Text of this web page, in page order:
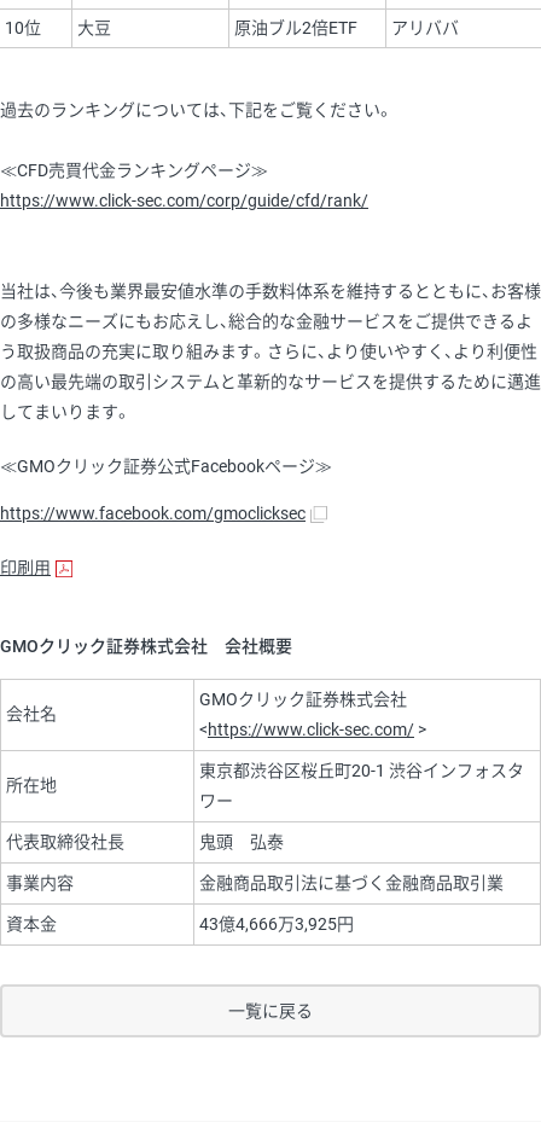
10位
大豆 原油ブル2倍ETF アリババ
過去のランキングについては、下記をご覧ください。
≪CFD売買代金ランキングページ≫
https://www.click-sec.com/corp/guide/cfd/rank/
当社は、今後も業界最安値水準の手数料体系を維持するとともに、お客様
の多様なニーズにもお応えし、総合的な金融サービスをご提供できるよ
う取扱商品の充実に取り組みます。さらに、より使いやすく、より利便性
の高い最先端の取引システムと革新的なサービスを提供するために邁進
してまいります。
≪GMOクリック証券公式Facebookページ≫
https://www.facebook.com/gmoclicksec
印刷用
GMOクリック証券株式会社 会社概要
会社名
GMOクリック証券株式会社
<https://www.click-sec.com/ >
所在地
東京都渋谷区桜丘町20-1 渋谷インフォスタ
ワー
代表取締役社長 鬼頭 弘泰
事業内容 金融商品取引法に基づく金融商品取引業
資本金 43億4,666万3,925円
一覧に戻る